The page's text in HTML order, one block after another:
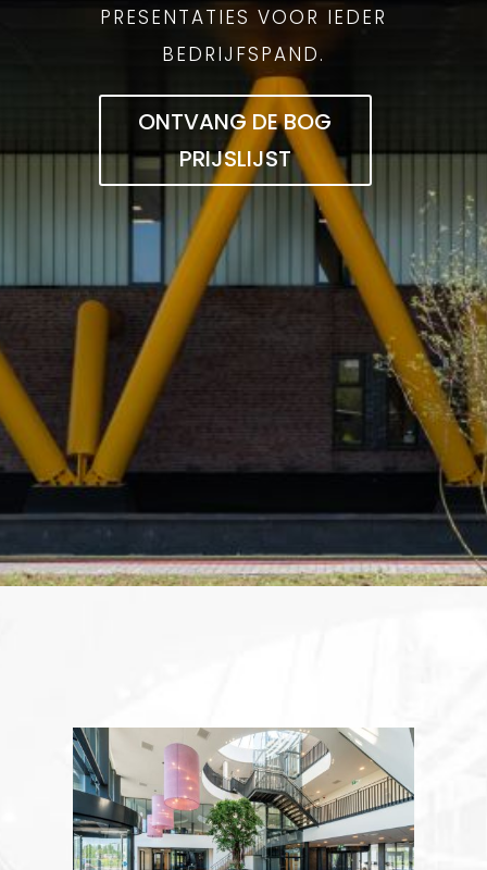
PRESENTATIES VOOR IEDER
BEDRIJFSPAND.
ONTVANG DE BOG
PRIJSLIJST